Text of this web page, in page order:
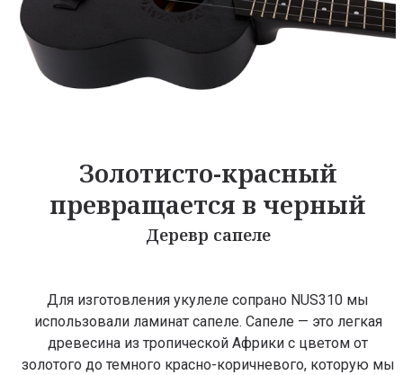
Золотисто-красный
превращается в черный
Деревр сапеле
Для изготовления укулеле сопрано NUS310 мы
использовали ламинат сапеле. Сапеле — это легкая
древесина из тропической Африки с цветом от
золотого до темного красно-коричневого, которую мы